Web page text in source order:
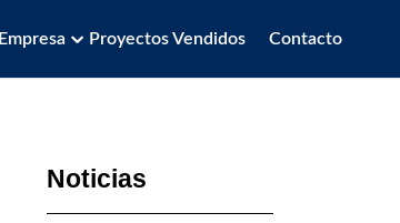
Empresa Proyectos Vendidos Contacto
Noticias